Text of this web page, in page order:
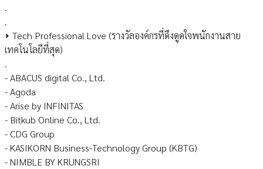
.
.
⏵ Tech Professional Love (รางวัลองค์กรที่ดึงดูดใจพนักงานสาย
เทคโนโลยีที่สุด)
.
- ABACUS digital Co., Ltd.
- Agoda
- Arise by INFINITAS
- Bitkub Online Co., Ltd.
- CDG Group
- KASIKORN Business-Technology Group (KBTG)
- NIMBLE BY KRUNGSRI